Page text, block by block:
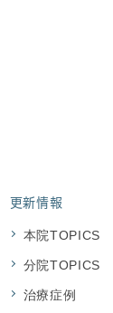
更新情報
本院TOPICS
分院TOPICS
治療症例